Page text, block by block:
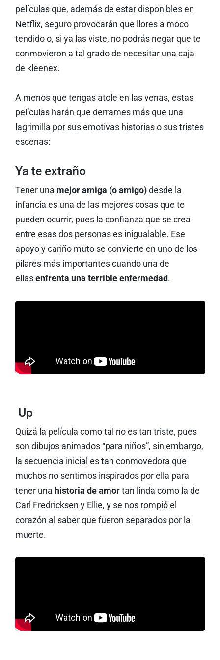
películas que, además de estar disponibles en
Netflix, seguro provocarán que llores a moco
tendido o, si ya las viste, no podrás negar que te
conmovieron a tal grado de necesitar una caja
de kleenex.
A menos que tengas atole en las venas, estas
películas harán que derrames más que una
lagrimilla por sus emotivas historias o sus tristes
escenas:
Ya te extraño
Tener una mejor amiga (o amigo)desde la
infancia es una de las mejores cosas que te
pueden ocurrir, pues la confianza que se crea
entre esas dos personas es inigualable. Ese
apoyo y cariño muto se convierte en uno de los
pilares más importantes cuando una de
ellas enfrenta una terrible enfermedad .
Up
Quizá la película como tal no es tan triste, pues
son dibujos animados “para niños”, sin embargo,
la secuencia inicial es tan conmovedora que
muchos no sentimos inspirados por ella para
tener una historia de amor tan linda como la de
Carl Fredricksen y Ellie, y se nos rompió el
corazón al saber que fueron separados por la
muerte.